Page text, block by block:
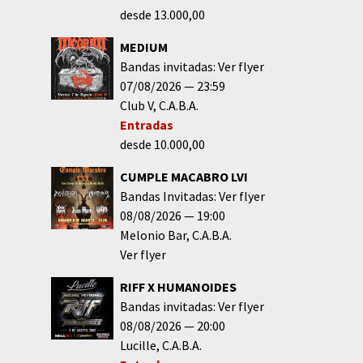
desde 13.000,00
MEDIUM
Bandas invitadas: Ver flyer
07/08/2026
23:59
Club V C.A.B.A.
Entradas
desde 10.000,00
CUMPLE MACABRO LVI
Bandas Invitadas: Ver flyer
08/08/2026
19:00
Melonio Bar C.A.B.A.
Ver flyer
RIFF X HUMANOIDES
Bandas invitadas: Ver flyer
08/08/2026
20:00
Lucille C.A.B.A.